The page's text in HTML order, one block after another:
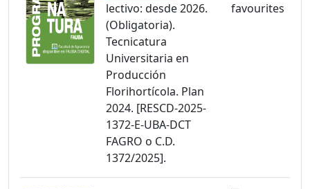
lectivo: desde 2026.
(Obligatoria).
Tecnicatura
Universitaria en
Producción
Florihortícola. Plan
2024. [RESCD-2025-
1372-E-UBA-DCT
FAGRO o C.D.
1372/2025].